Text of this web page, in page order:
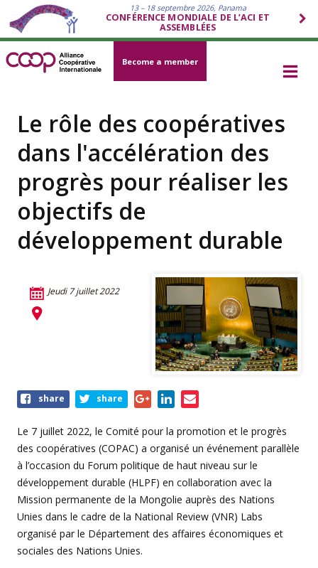
13 – 18 septembre 2026, Panama
CONFÉRENCE MONDIALE DE L’ACI ET
ASSEMBLÉES
Become a member
Le rôle des coopératives
dans l'accélération des
progrès pour réaliser les
objectifs de
développement durable
Jeudi 7 juillet 2022
Share
event
share share
Le 7 juillet 2022, le Comité pour la promotion et le progrès
des coopératives (COPAC) a organisé un événement parallèle
à l’occasion du Forum politique de haut niveau sur le
développement durable (HLPF) en collaboration avec la
Mission permanente de la Mongolie auprès des Nations
Unies dans le cadre de la National Review (VNR) Labs
organisé par le Département des affaires économiques et
sociales des Nations Unies.